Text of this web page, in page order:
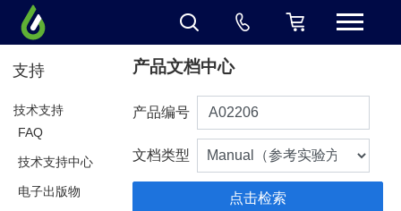
支持
技术支持
FAQ
技术支持中心
电子出版物
产品文档中心
产品编号
文档类型